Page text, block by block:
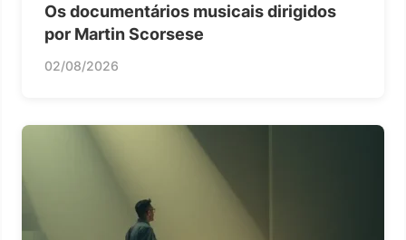
Os documentários musicais dirigidos
por Martin Scorsese
02/08/2026